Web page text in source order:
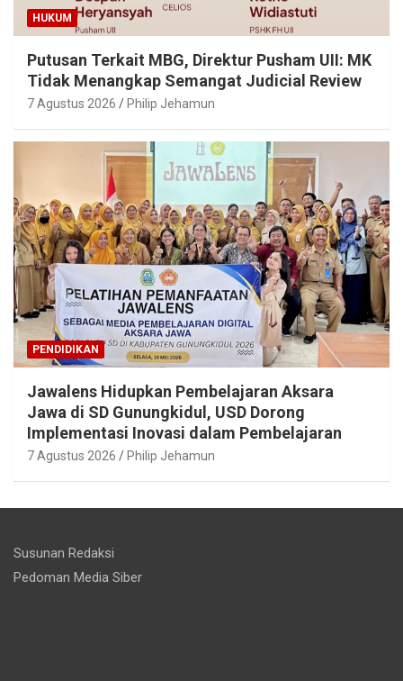
HUKUM
Putusan Terkait MBG, Direktur Pusham UII: MK
Tidak Menangkap Semangat Judicial Review
7 Agustus 2026 Philip Jehamun
PENDIDIKAN
Jawalens Hidupkan Pembelajaran Aksara
Jawa di SD Gunungkidul, USD Dorong
Implementasi Inovasi dalam Pembelajaran
7 Agustus 2026 Philip Jehamun
Susunan Redaksi
Pedoman Media Siber